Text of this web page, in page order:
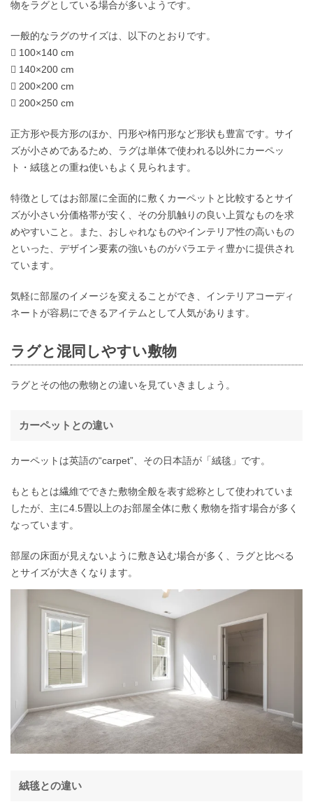
物をラグとしている場合が多いようです。
一般的なラグのサイズは、以下のとおりです。
 100×140 cm
 140×200 cm
 200×200 cm
 200×250 cm
正方形や長方形のほか、円形や楕円形など形状も豊富です。サイ
ズが小さめであるため、ラグは単体で使われる以外にカーペッ
ト・絨毯との重ね使いもよく見られます。
特徴としてはお部屋に全面的に敷くカーペットと比較するとサイ
ズが小さい分価格帯が安く、その分肌触りの良い上質なものを求
めやすいこと。また、おしゃれなものやインテリア性の高いもの
といった、デザイン要素の強いものがバラエティ豊かに提供され
ています。
気軽に部屋のイメージを変えることができ、インテリアコーディ
ネートが容易にできるアイテムとして人気があります。
ラグと混同しやすい敷物
ラグとその他の敷物との違いを見ていきましょう。
カーペットとの違い
カーペットは英語の“carpet”、その日本語が「絨毯」です。
もともとは繊維でできた敷物全般を表す総称として使われていま
したが、主に4.5畳以上のお部屋全体に敷く敷物を指す場合が多く
なっています。
部屋の床面が見えないように敷き込む場合が多く、ラグと比べる
とサイズが大きくなります。
絨毯との違い